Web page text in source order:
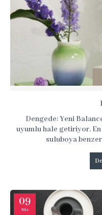
Dengede: Yeni
uyumlu hale getiriyor.
suluboya
09
Nis